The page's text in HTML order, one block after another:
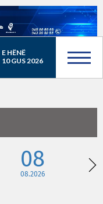
E HËNË
10 GUS 2026
08
08.2026